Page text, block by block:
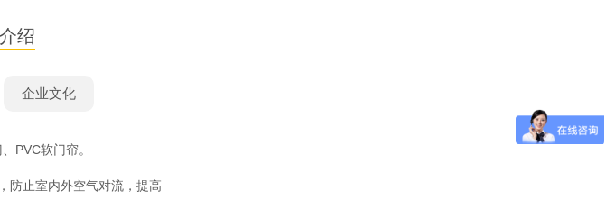
绍
企业文化
PVC软门帘。
防止室内外空气对流，提高